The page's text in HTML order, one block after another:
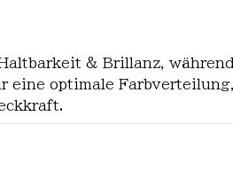
& Brillanz,
eine optimale